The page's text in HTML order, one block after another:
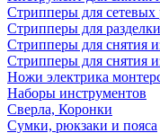
Стрипперы для сетевых
Стрипперы для
Cтрипперы для снятия
Стрипперы для снятия
Ножи электрика
Наборы инструментов
Сверла, Коронки
Сумки, рюкзаки и пояса